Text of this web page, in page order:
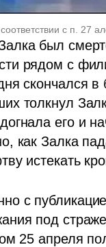
с п. 27
был
рядом с
скончался
толкнул
его и
как Залка
истекать
с
под
25 апреля